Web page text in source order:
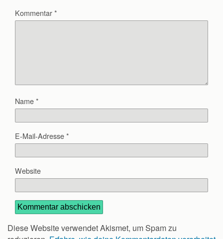
Kommentar*
Name*
E-Mail-Adresse*
Website
Diese Website verwendet Akismet, um Spam zu